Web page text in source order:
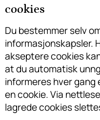
cookies
Du bestemmer selv
informasjonskapsler.
akseptere cookies
at du automatisk
informeres hver gang
en cookie. Via
lagrede cookies